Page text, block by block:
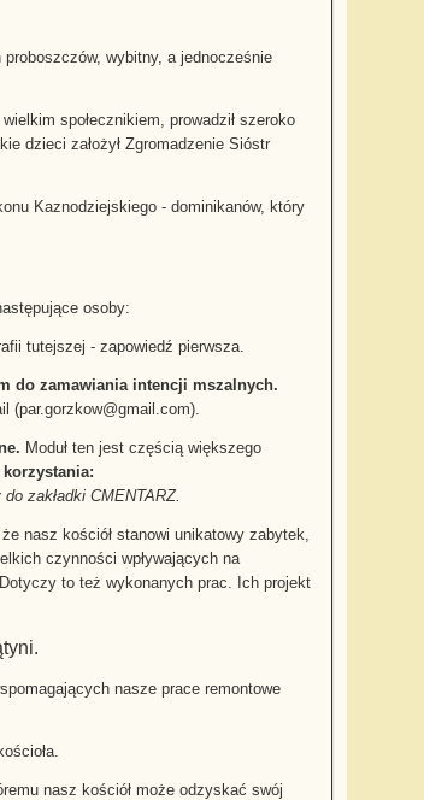
wybitny, a jednocześnie
społecznikiem, prowadził szeroko
dzieci założył Zgromadzenie Sióstr
Kaznodziejskiego - dominikanów, który
osoby:
tutejszej - zapowiedź pierwsza.
do zamawiania intencji mszalnych.
(par.gorzkow@gmail.com).
Moduł ten jest częścią większego
zakładki CMENTARZ.
nasz kościół stanowi unikatowy zabytek,
czynności wpływających na
Dotyczy to też wykonanych prac. Ich projekt
nasze prace remontowe
nasz kościół może odzyskać swój